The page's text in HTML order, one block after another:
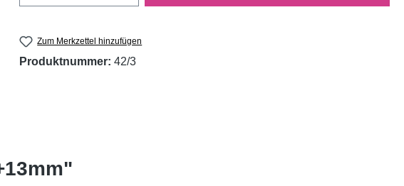
Zum Merkzettel hinzufügen
Produktnummer: 42/3